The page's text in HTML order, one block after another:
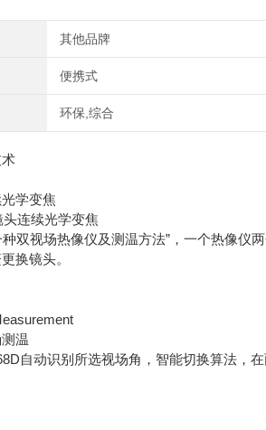
其他品牌
便携式
环保,综合
学变焦
连续光学变焦
种双视场热像仪及测温方法”，一个热像仪
换镜头。
温
自动识别所选视场角，智能切换算法，